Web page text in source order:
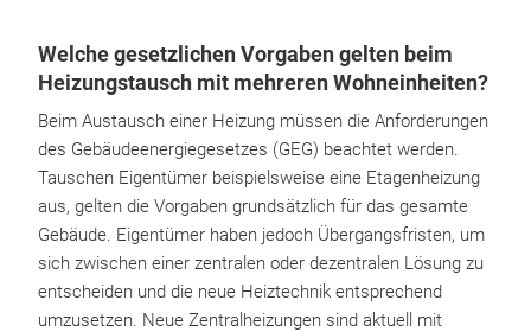
Welche gesetzlichen Vorgaben gelten beim
Heizungstausch mit mehreren Wohneinheiten?
Beim Austausch einer Heizung müssen die Anforderungen
des Gebäudeenergiegesetzes (GEG) beachtet werden.
Tauschen Eigentümer beispielsweise eine Etagenheizung
aus, gelten die Vorgaben grundsätzlich für das gesamte
Gebäude. Eigentümer haben jedoch Übergangsfristen, um
sich zwischen einer zentralen oder dezentralen Lösung zu
entscheiden und die neue Heiztechnik entsprechend
umzusetzen. Neue Zentralheizungen sind aktuell mit